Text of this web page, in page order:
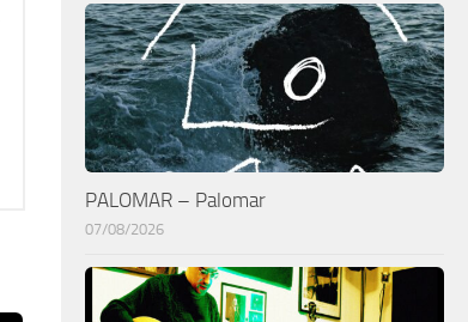
PALOMAR – Palomar
07/08/2026